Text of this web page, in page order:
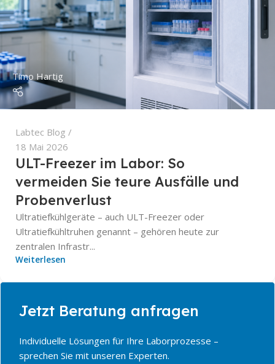
Timo Hartig
Labtec Blog
18 Mai 2026
ULT-Freezer im Labor: So
vermeiden Sie teure Ausfälle und
Probenverlust
Ultratiefkühlgeräte – auch ULT-Freezer oder
Ultratiefkühltruhen genannt – gehören heute zur
zentralen Infrastr...
Weiterlesen
Jetzt Beratung anfragen
Individuelle Lösungen für Ihre Laborprozesse –
sprechen Sie mit unseren Experten.